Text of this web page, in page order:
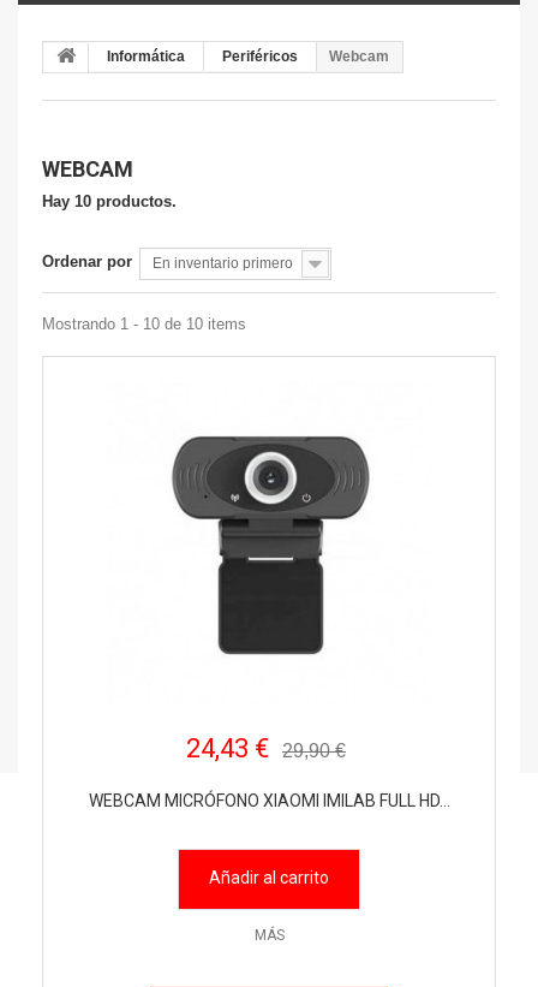
Informática Periféricos Webcam
WEBCAM
Hay 10 productos.
Ordenar por En inventario primero
Mostrando 1 - 10 de 10 items
24,43 € 29,90 €
WEBCAM MICRÓFONO XIAOMI IMILAB FULL HD...
Añadir al carrito
MÁS